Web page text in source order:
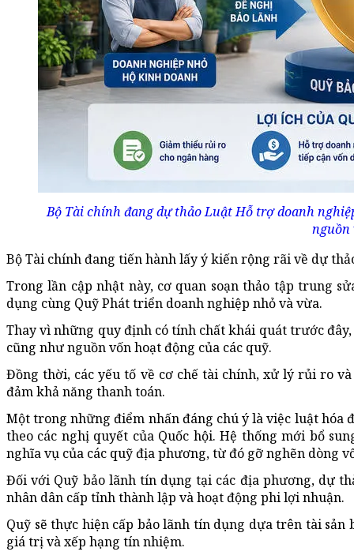
Bộ Tài chính đang dự thảo Luật Hỗ trợ doanh
nguồn
Bộ Tài chính đang tiến hành lấy ý kiến rộng rãi về dự
Trong lần cập nhật này, cơ quan soạn thảo tập trung
dụng cùng Quỹ Phát triển doanh nghiệp nhỏ và vừa.
Thay vì những quy định có tính chất khái quát trước
cũng như nguồn vốn hoạt động của các quỹ.
Đồng thời, các yếu tố về cơ chế tài chính, xử lý rủi ro
đảm khả năng thanh toán.
Một trong những điểm nhấn đáng chú ý là việc luật hóa
theo các nghị quyết của Quốc hội. Hệ thống mới bổ
nghĩa vụ của các quỹ địa phương, từ đó gỡ nghẽn dòng
Đối với Quỹ bảo lãnh tín dụng tại các địa phương, dự
nhân dân cấp tỉnh thành lập và hoạt động phi lợi nhuận.
Quỹ sẽ thực hiện cấp bảo lãnh tín dụng dựa trên tài
giá trị và xếp hạng tín nhiệm.